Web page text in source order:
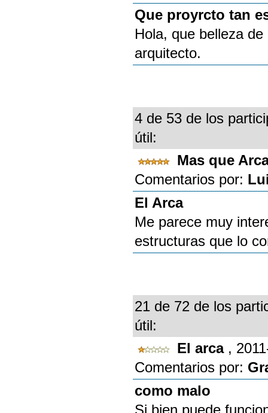
Que proyrcto tan
Hola, que belleza
arquitecto.
4 de 53 de los
útil:
Mas que
Comentarios por:
El Arca
Me parece muy
estructuras que lo
21 de 72 de los
útil:
El arca ,
Comentarios por:
como malo
Si bien puede